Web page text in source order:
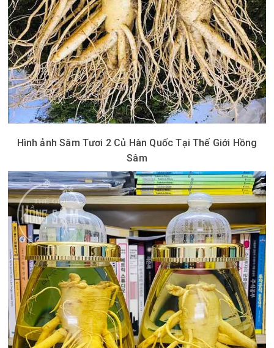
Hình ảnh Sâm Tươi 2 Củ Hàn Quốc Tại Thế Giới Hồng
Sâm